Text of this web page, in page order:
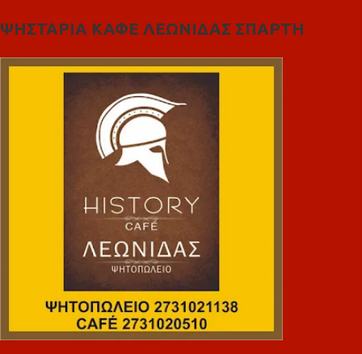
ΨΗΣΤΑΡΙΑ ΚΑΦΕ ΛΕΩΝΙΔΑΣ ΣΠΑΡΤΗ